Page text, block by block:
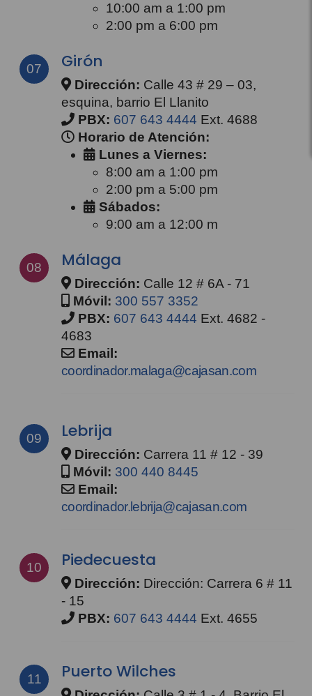
10:00 am a 1:00 pm
2:00 pm a 6:00 pm
07 Girón
Dirección: Calle 43 # 29 – 03,
esquina, barrio El Llanito
PBX: 607 643 4444 Ext. 4688
Horario de Atención:
Lunes a Viernes:
8:00 am a 1:00 pm
2:00 pm a 5:00 pm
Sábados:
9:00 am a 12:00 m
08 Málaga
Dirección: Calle 12 # 6A - 71
Móvil: 300 557 3352
PBX: 607 643 4444 Ext. 4682 -
4683
Email:
coordinador.malaga@cajasan.com
09 Lebrija
Dirección: Carrera 11 # 12 - 39
Móvil: 300 440 8445
Email:
coordinador.lebrija@cajasan.com
10 Piedecuesta
Dirección: Dirección: Carrera 6 # 11
- 15
PBX: 607 643 4444 Ext. 4655
11 Puerto Wilches